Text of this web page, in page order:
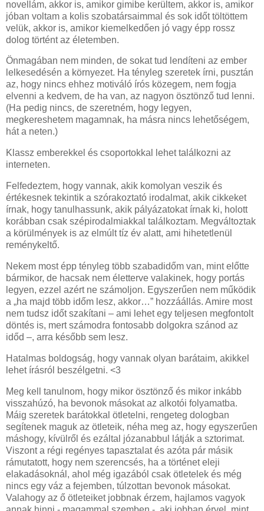
novellám, akkor is, amikor gimibe kerültem, akkor is, amikor
jóban voltam a kolis szobatársaimmal és sok időt töltöttem
velük, akkor is, amikor kiemelkedően jó vagy épp rossz
dolog történt az életemben.
Önmagában nem minden, de sokat tud lendíteni az ember
lelkesedésén a környezet. Ha tényleg szeretek írni, pusztán
az, hogy nincs ehhez motiváló írós közegem, nem fogja
elvenni a kedvem, de ha van, az nagyon ösztönző tud lenni.
(Ha pedig nincs, de szeretném, hogy legyen,
megkereshetem magamnak, ha másra nincs lehetőségem,
hát a neten.)
Klassz emberekkel és csoportokkal lehet találkozni az
interneten.
Felfedeztem, hogy vannak, akik komolyan veszik és
értékesnek tekintik a szórakoztató irodalmat, akik cikkeket
írnak, hogy tanulhassunk, akik pályázatokat írnak ki, holott
korábban csak szépirodalmiakkal találkoztam. Megváltoztak
a körülmények is az elmúlt tíz év alatt, ami hihetetlenül
reménykeltő.
Nekem most épp tényleg több szabadidőm van, mint előtte
bármikor, de hacsak nem életterve valakinek, hogy portás
legyen, ezzel azért ne számoljon. Egyszerűen nem működik
a „ha majd több időm lesz, akkor…” hozzáállás. Amire most
nem tudsz időt szakítani – ami lehet egy teljesen megfontolt
döntés is, mert számodra fontosabb dolgokra szánod az
időd –, arra később sem lesz.
Hatalmas boldogság, hogy vannak olyan barátaim, akikkel
lehet írásról beszélgetni. <3
Meg kell tanulnom, hogy mikor ösztönző és mikor inkább
visszahúzó, ha bevonok másokat az alkotói folyamatba.
Máig szeretek barátokkal ötletelni, rengeteg dologban
segítenek maguk az ötleteik, néha meg az, hogy egyszerűen
máshogy, kívülről és ezáltal józanabbul látják a sztorimat.
Viszont a régi regényes tapasztalat és azóta pár másik
rámutatott, hogy nem szerencsés, ha a történet eleji
elakadásoknál, ahol még igazából csak ötletelek és még
nincs egy váz a fejemben, túlzottan bevonok másokat.
Valahogy az ő ötleteiket jobbnak érzem, hajlamos vagyok